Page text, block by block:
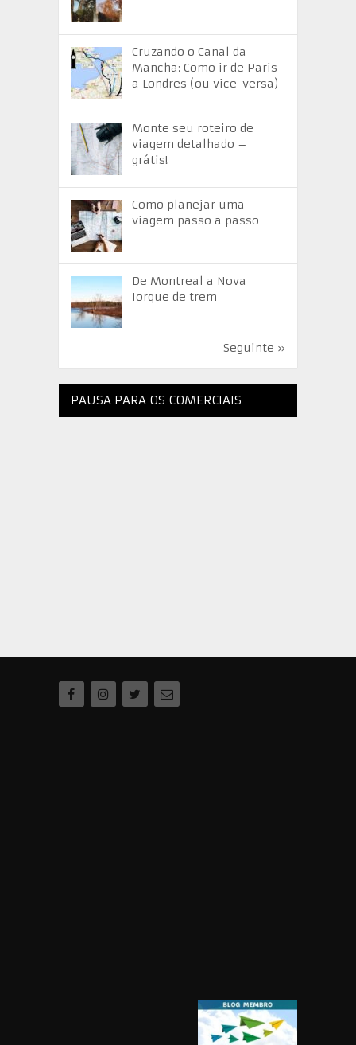
Cruzando o Canal da
Mancha: Como ir de Paris
a Londres (ou vice-versa)
Monte seu roteiro de
viagem detalhado –
grátis!
Como planejar uma
viagem passo a passo
De Montreal a Nova
Iorque de trem
Seguinte »
PAUSA PARA OS COMERCIAIS